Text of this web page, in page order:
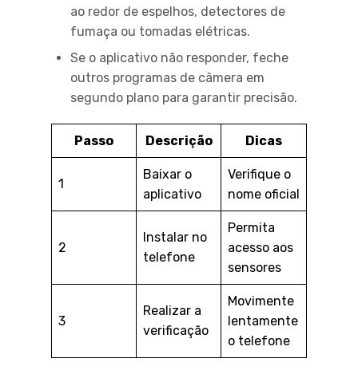
ao redor de espelhos, detectores de
fumaça ou tomadas elétricas.
Se o aplicativo não responder, feche
outros programas de câmera em
segundo plano para garantir precisão.
Passo Descrição Dicas
1
Baixar o
aplicativo
Verifique o
nome oficial
2
Instalar no
telefone
Permita
acesso aos
sensores
3
Realizar a
verificação
Movimente
lentamente
o telefone